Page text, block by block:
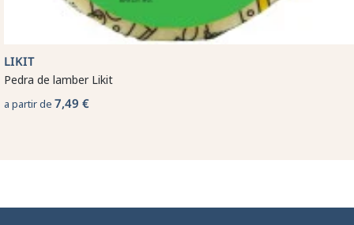
LIKIT
Pedra de lamber Likit
a partir de 7,49 €